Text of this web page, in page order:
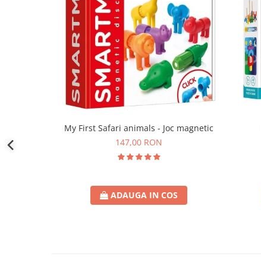
My First Safari animals - Joc magnetic
147,00 RON
ADAUGA IN COS